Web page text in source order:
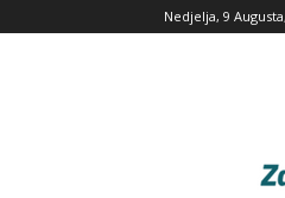
Nedjelja, 9